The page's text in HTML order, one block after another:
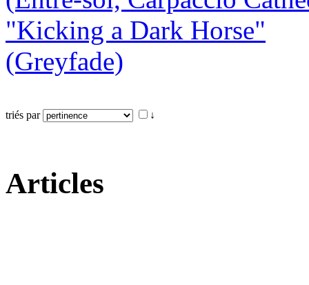
"Kicking a Dark Horse"
(Greyfade)
triés par ↓
Articles